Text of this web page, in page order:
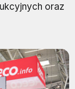
oraz